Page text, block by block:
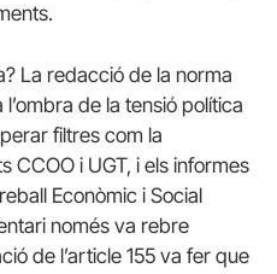
La redacció de la norma
de la tensió política
filtres com la
CCOO i UGT, i els informes
Econòmic i Social
només va rebre
de l’article 155 va fer que